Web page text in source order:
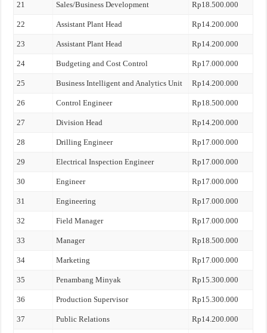
21 Sales/Business Development Rp18.500.000
22 Assistant Plant Head Rp14.200.000
23 Assistant Plant Head Rp14.200.000
24 Budgeting and Cost Control Rp17.000.000
25 Business Intelligent and Analytics Unit Rp14.200.000
26 Control Engineer Rp18.500.000
27 Division Head Rp14.200.000
28 Drilling Engineer Rp17.000.000
29 Electrical Inspection Engineer Rp17.000.000
30 Engineer Rp17.000.000
31 Engineering Rp17.000.000
32 Field Manager Rp17.000.000
33 Manager Rp18.500.000
34 Marketing Rp17.000.000
35 Penambang Minyak Rp15.300.000
36 Production Supervisor Rp15.300.000
37 Public Relations Rp14.200.000